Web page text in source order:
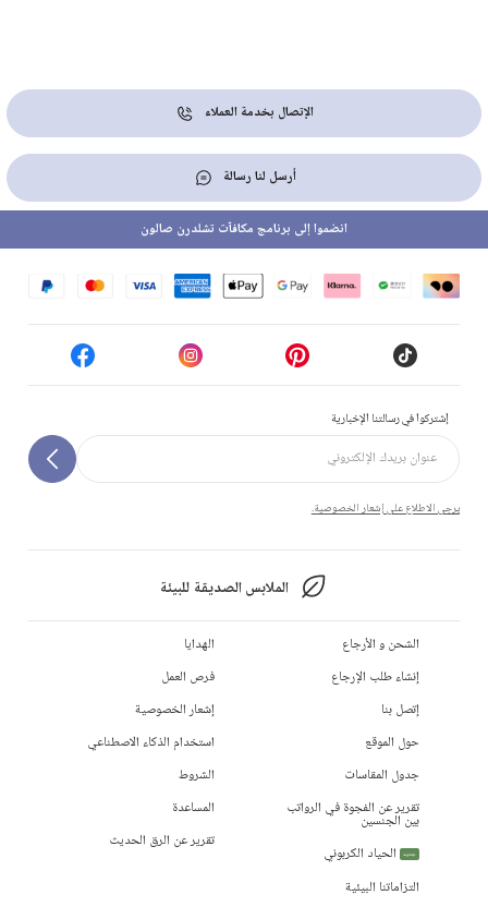
الإتصال بخدمة العملاء
أرسل لنا رسالة
إشتركوا في رسالتنا الإخبارية
يرجى الاطلاع على إشعار الخصوصية.
الملابس الصديقة للبيئة
انضموا إلى برنامج مكافآت تشلدرن صالون
الشحن و الأرجاع
إنشاء طلب الإرجاع
إتصل بنا
حول الموقع
جدول المقاسات
تقرير عن الفجوة في الرواتب
بين الجنسين
جديد
الحياد الكربوني
التزاماتنا البيئية
الهدايا
فرص العمل
إشعار الخصوصية
استخدام الذكاء الاصطناعي
الشروط
المساعدة
تقرير عن الرق الحديث